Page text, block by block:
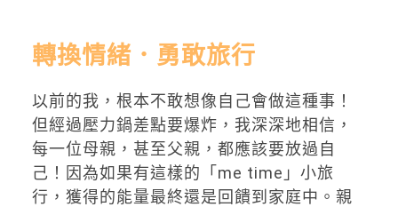
轉換情緒．勇敢旅行
以前的我，根本不敢想像自己會做這種事！
但經過壓力鍋差點要爆炸，我深深地相信，
每一位母親，甚至父親，都應該要放過自
己！因為如果有這樣的「me time」小旅
行，獲得的能量最終還是回饋到家庭中。親